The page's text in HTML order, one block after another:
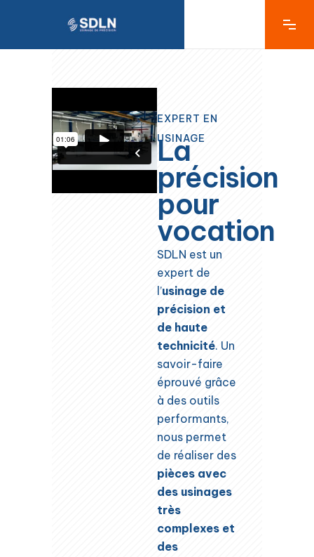
EXPERT EN
USINAGE
La
précision
pour
vocation
SDLN est un
expert de
l’usinage de
précision et
de haute
technicité. Un
savoir-faire
éprouvé grâce
à des outils
performants,
nous permet
de réaliser des
pièces avec
des usinages
très
complexes et
des